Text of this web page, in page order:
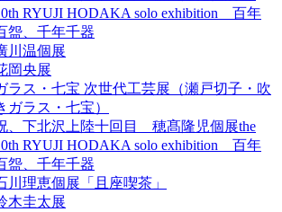
RYUJI HODAKA solo exhibition 百年
盌、千年千器
川温個展
岡央展
ラス・七宝 次世代工芸展（瀬戸切子・吹
ガラス・七宝）
、下北沢上陸十回目 穂髙隆児個展the
RYUJI HODAKA solo exhibition 百年
盌、千年千器
川理恵個展「且座喫茶」
木圭太展